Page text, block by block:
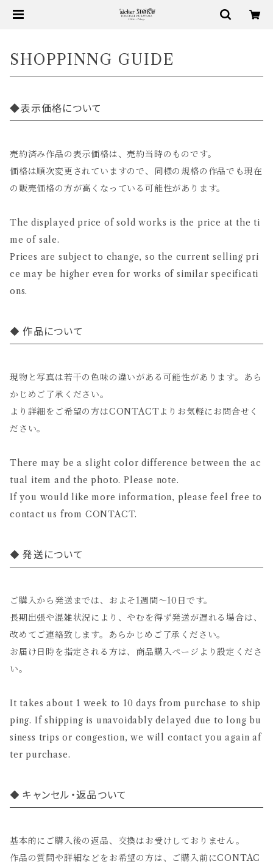
SHOPPINNG GUIDE
◆表示価格について
売約済み作品の表示価格は、売約当時のものです。
価格は順次変更されていますので、同様の規格の作品でも現在
の販売価格の方が高くなっている可能性があります。
The displayed price of sold works is the price at the ti
me of sale.
Prices are subject to change, so the current selling pri
ce may be higher even for works of similar specificati
ons.
作品について
現物と写真は若干の色味の違いがある可能性があります。あら
かじめご了承ください。
より詳細をご希望の方はCONTACTよりお気軽にお問合せく
ださい。
There may be a slight color difference between the ac
tual item and the photo. Please note.
If you would like more information, please feel free to
contact us from CONTACT.
発送について
ご購入から発送までは、およそ1週間〜10日です。
長期出張や混雑状況により、やむを得ず発送が遅れる場合は、
改めてご連絡致します。あらかじめご了承ください。
お届け日時を指定される方は、商品購入ページより設定くださ
い。
It takes about 1 week to 10 days from purchase to ship
ping. If shipping is unavoidably delayed due to long bu
siness trips or congestion, we will contact you again af
ter purchase.
キャンセル・返品ついて
基本的にご購入後の返品、交換はお受けしておりません。
作品の質問や詳細などをお希望の方は、ご購入前にCONTAC